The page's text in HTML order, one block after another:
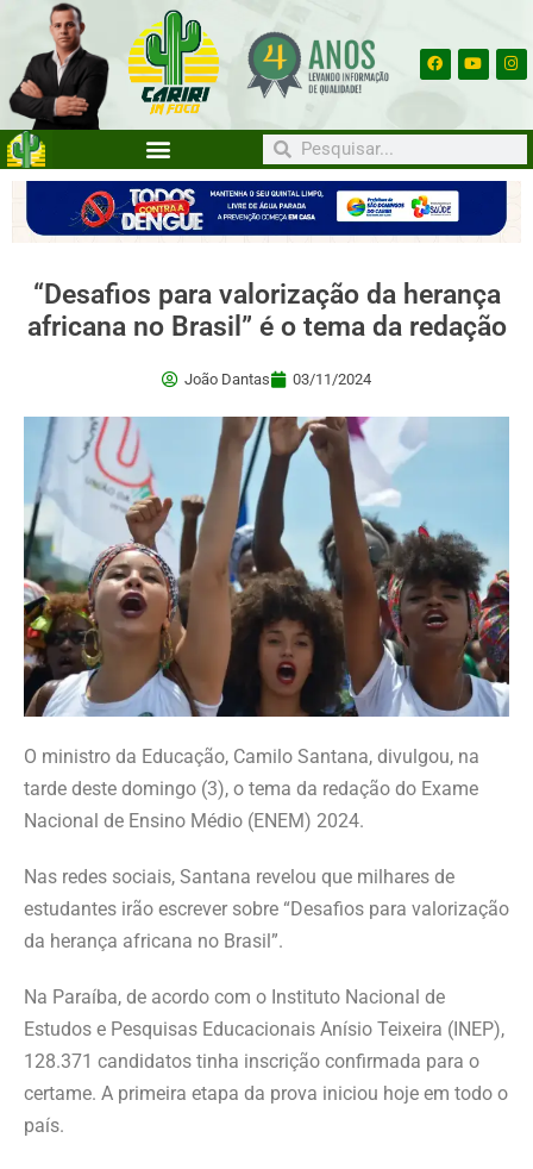
“Desafios para valorização da herança
africana no Brasil” é o tema da redação
João Dantas 03/11/2024
O ministro da Educação, Camilo Santana, divulgou, na
tarde deste domingo (3), o tema da redação do Exame
Nacional de Ensino Médio (ENEM) 2024.
Nas redes sociais, Santana revelou que milhares de
estudantes irão escrever sobre “Desafios para valorização
da herança africana no Brasil”.
Na Paraíba, de acordo com o Instituto Nacional de
Estudos e Pesquisas Educacionais Anísio Teixeira (INEP),
128.371 candidatos tinha inscrição confirmada para o
certame. A primeira etapa da prova iniciou hoje em todo o
país.